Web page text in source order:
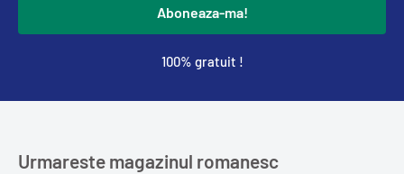
Aboneaza-ma!
100% gratuit !
Urmareste magazinul romanesc